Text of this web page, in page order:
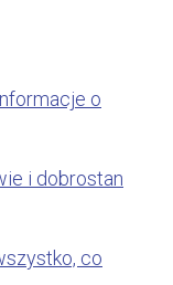
o
i dobrostan
co